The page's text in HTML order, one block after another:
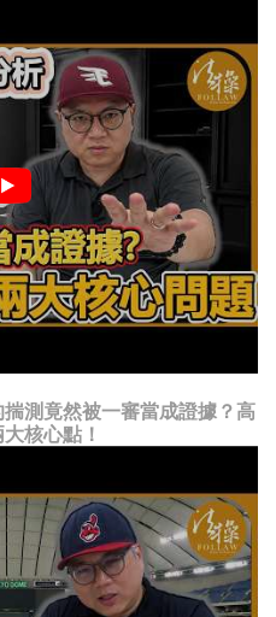
測竟然被一審當成證據？高
核心點！